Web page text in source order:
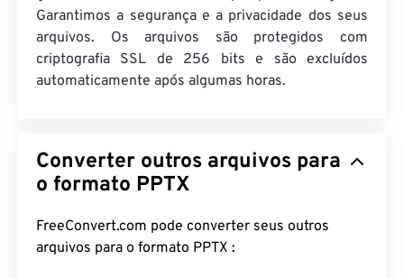
Garantimos a segurança e a privacidade dos seus
arquivos. Os arquivos são protegidos com
criptografia SSL de 256 bits e são excluídos
automaticamente após algumas horas.
Converter outros arquivos para
o formato PPTX
FreeConvert.com pode converter seus outros
arquivos para o formato PPTX :